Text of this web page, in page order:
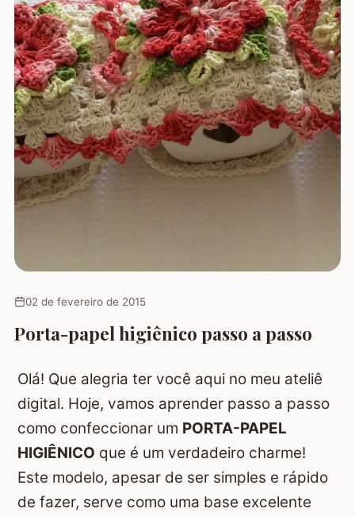
02 de fevereiro de 2015
Porta-papel higiênico passo a passo
Olá! Que alegria ter você aqui no meu ateliê
digital. Hoje, vamos aprender passo a passo
como confeccionar um PORTA-PAPEL
HIGIÊNICO que é um verdadeiro charme!
Este modelo, apesar de ser simples e rápido
de fazer, serve como uma base excelente